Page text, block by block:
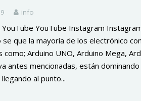
info
YouTube YouTube Instagram
se que la mayoría de los electrónico
como; Arduino UNO, Arduino Mega,
antes mencionadas, están
al punto...